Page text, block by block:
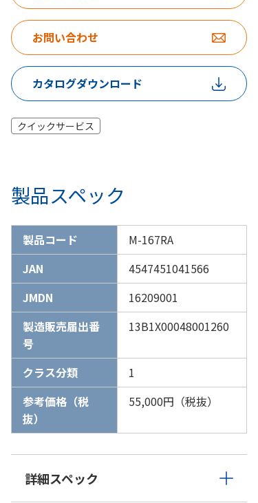
お問い合わせ
カタログダウンロード
クイックサービス
製品スペック
製品コード
M-167RA
JAN
4547451041566
JMDN
16209001
製造販売届出番
号
13B1X00048001260
クラス分類
1
参考価格（税
抜）
55,000円（税抜）
詳細スペック